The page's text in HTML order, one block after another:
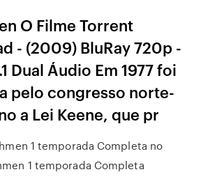
O Filme Torrent
- (2009) BluRay 720p -
Dual Áudio Em 1977 foi
pelo congresso norte-
a Lei Keene, que pr
1 temporada Completa no
1 temporada Completa